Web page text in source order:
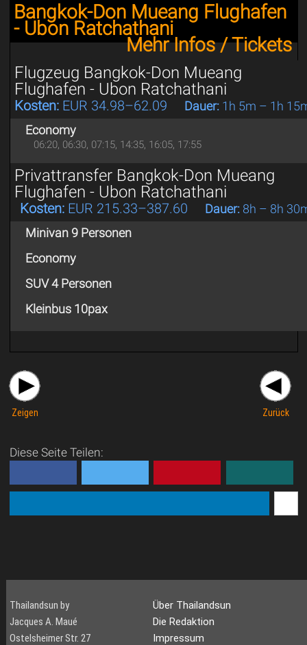
Bangkok-Don Mueang Flughafen
- Ubon Ratchathani
Mehr Infos / Tickets
Flugzeug Bangkok-Don Mueang
Flughafen - Ubon Ratchathani
Kosten:EUR 34.98–62.09 Dauer:1h 5m – 1h
Economy
06:20, 06:30, 07:15, 14:35, 16:05, 17:55
Privattransfer Bangkok-Don Mueang
Flughafen - Ubon Ratchathani
Kosten:EUR 215.33–387.60 Dauer:8h – 8h
Minivan 9 Personen
Economy
SUV 4 Personen
Kleinbus 10pax
Zeigen Zurück
Diese Seite Teilen:
Thailandsun by
Jacques A. Maué
Ostelsheimer Str. 27
Über Thailandsun
Die Redaktion
Impressum